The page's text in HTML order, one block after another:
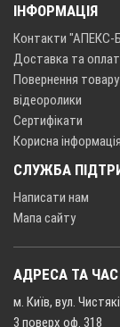
ІНФОРМАЦІЯ
Контакти "АПЕКС-
Доставка та
Повернення товару
відеоролики
Сертифікати
Корисна інформація
СЛУЖБА
Написати нам
Мапа сайту
АДРЕСА ТА
м. Київ, вул.
3 поверх оф. 318